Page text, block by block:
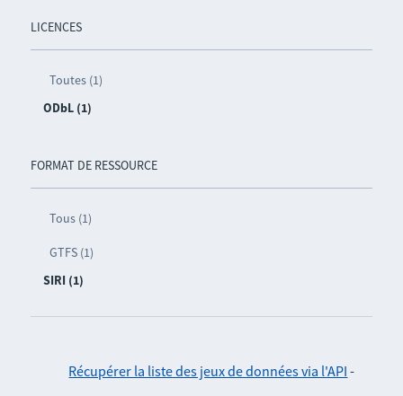
LICENCES
Toutes (1)
ODbL (1)
FORMAT DE RESSOURCE
Tous (1)
GTFS (1)
SIRI (1)
Récupérer la liste des jeux de données via l'API -